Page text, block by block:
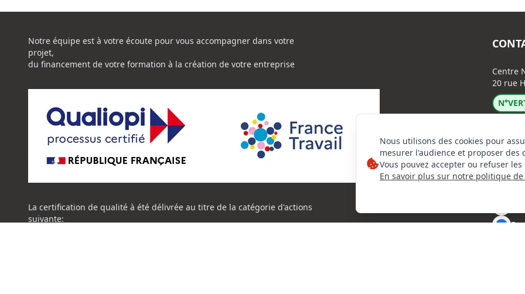
Nous utilisons des cookies pour
mesurer l'audience et proposer des
Vous pouvez accepter ou refuser
En savoir plus sur notre politique
Notre équipe est à votre écoute pour vous accompagner dans votre
projet,
du financement de votre formation à la création de votre entreprise
La certification de qualité à été délivrée au titre de la catégorie d'actions
suivante:
Centre
20 rue